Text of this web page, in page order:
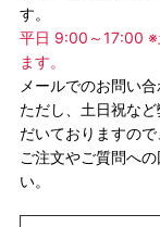
す。
平日 9:00～17:00 ※
ます。
メールでのお問い
ただし、土日祝な
だいておりますので
ご注文やご質問へ
い。